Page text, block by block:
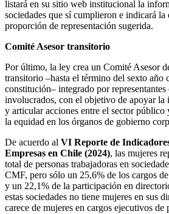
listará en su sitio web institucional la
sociedades que sí cumplieron e indicará
proporción de representación sugerida.
Comité Asesor transitorio
Por último, la ley crea un Comité Asesor
transitorio –hasta el término del sexto año
constitución– integrado por
involucrados, con el objetivo de apoyar la
y articular acciones entre el sector
la equidad en los órganos de gobierno
De acuerdo al VI Reporte de
Empresas en Chile (2024), las mujeres
total de personas trabajadoras en
CMF, pero sólo un 25,6% de los cargos
y un 22,1% de la participación en
estas sociedades no tiene mujeres en sus
carece de mujeres en cargos ejecutivos de